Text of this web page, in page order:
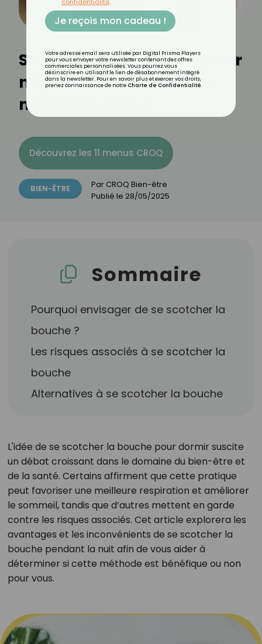
Se scotcher la bouche pour
mieux dormir : bonne ou
mauvaise idée ?
Découvrez les 11 menus CROQ
BIEN-ÊTRE Par CROQ Bien-être
Publié le 28/05/2025
Sommaire
Pourquoi envisager de se scotcher la
bouche ?
Les risques associés à se scotcher la
bouche
Alternatives à se scotcher la bouche
L'idée de se scotcher la bouche pour dormir suscite
un débat croissant dans le domaine du bien-être et
de la santé. Certains affirment que cette pratique
peut favoriser une meilleure respiration et améliorer
le sommeil, tandis que d’autres mettent en garde
contre les risques associés. Cet article explorera les
avantages et les inconvénients de se scotcher la
bouche pendant la nuit afin de vous aider à
déterminer si cette méthode est bénéfique ou non
pour vous.
Je reçois mon cadeau !
Votre adresse email sera utilisée par Digital Prisma Players
pour vous envoyer votre newsletter contenant des offres
commerciales personnalisées. Vous pourrez vous
désinscrire en utilisant le lien de désabonnement intégré
dans la newsletter. Pour en savoir plus et exercer vos droits,
prenez connaissance de notre Charte de Confidentialité.